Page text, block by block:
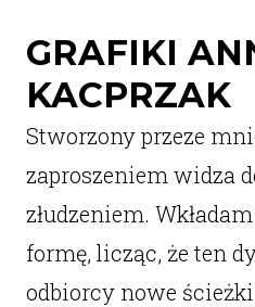
GRAFIKI
KACPRZAK
Stworzony przeze
zaproszeniem widza
złudzeniem.
formę, licząc, że ten
odbiorcy nowe